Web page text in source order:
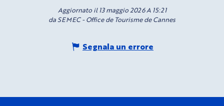
Aggiornato il 13 maggio 2026 A 15:21
da SEMEC - Office de Tourisme de Cannes
Segnala un errore